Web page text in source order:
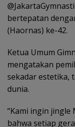
bertepatan
(Haornas) ke-42.
Ketua Umum
mengatakan
sekadar estetika,
dunia.
“Kami ingin
bahwa setiap